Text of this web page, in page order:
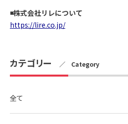
◾️株式会社リレについて
https://lire.co.jp/
カテゴリー ／ Category
全て